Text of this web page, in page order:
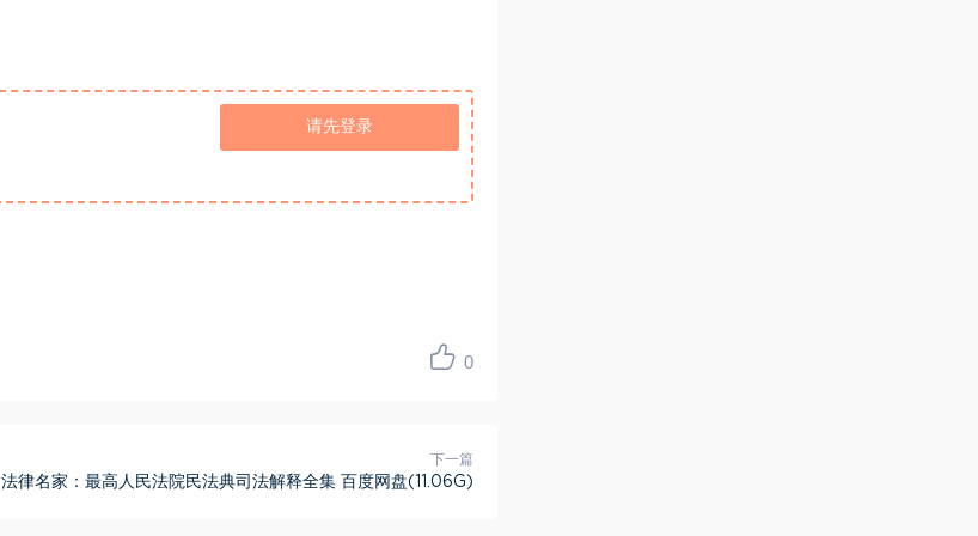
请先登录
0
下一篇
法律名家：最高人民法院民法典司法解释全集 百度网盘(11.06G)